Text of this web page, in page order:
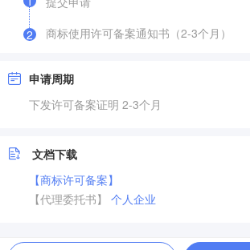
2 商标使用许可备案通知书（2-3个月）
申请周期
下发许可备案证明 2-3个月
文档下载
【商标许可备案】
【代理委托书】 个人企业